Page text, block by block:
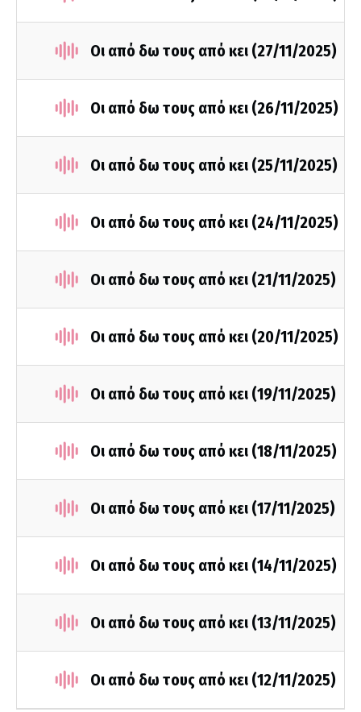
Οι από δω τους από κει (27/11/2025)
Οι από δω τους από κει (26/11/2025)
Οι από δω τους από κει (25/11/2025)
Οι από δω τους από κει (24/11/2025)
Οι από δω τους από κει (21/11/2025)
Οι από δω τους από κει (20/11/2025)
Οι από δω τους από κει (19/11/2025)
Οι από δω τους από κει (18/11/2025)
Οι από δω τους από κει (17/11/2025)
Οι από δω τους από κει (14/11/2025)
Οι από δω τους από κει (13/11/2025)
Οι από δω τους από κει (12/11/2025)